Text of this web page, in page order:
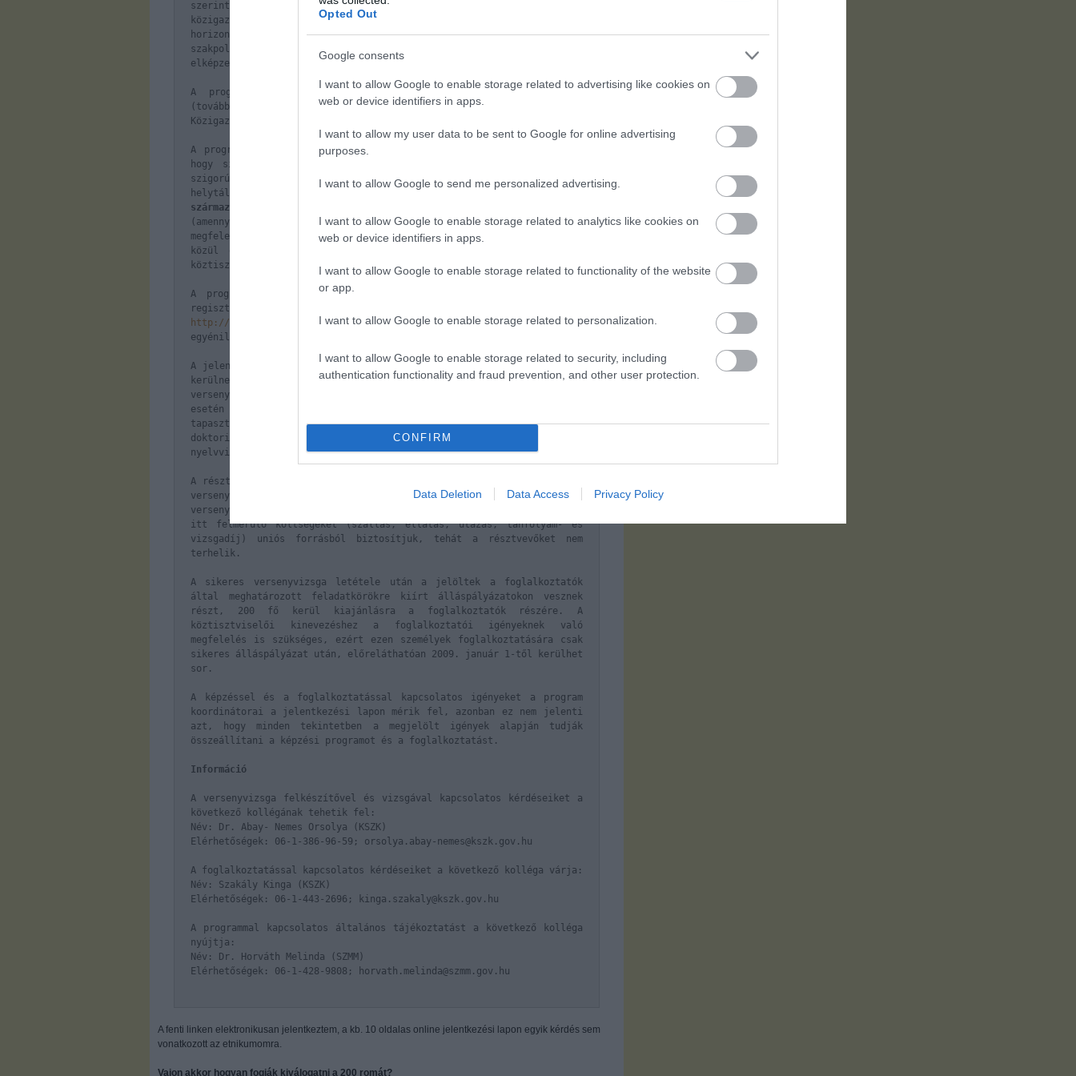
Opted Out
Google consents
I want to allow Google to enable storage related to advertising like cookies on
web or device identifiers in apps.
I want to allow my user data to be sent to Google for online advertising
purposes.
I want to allow Google to send me personalized advertising.
I want to allow Google to enable storage related to analytics like cookies on
web or device identifiers in apps.
I want to allow Google to enable storage related to functionality of the website
or app.
I want to allow Google to enable storage related to personalization.
I want to allow Google to enable storage related to security, including
authentication functionality and fraud prevention, and other user protection.
CONFIRM
Data Deletion Data Access Privacy Policy
szerint olyan szakmai műhelyekre és szakemberekre van szükség a
közigazgatásban, amelyek nemcsak a romák esélyegyenlőségének
horizontális érvényesülésén dolgoznak, hanem egyszersmind megoldandó
szakpolitikai feladatokká tudják alakítani a stratégiai
elképzeléseket.
A program koordinálását a Szociális és Munkaügyi Minisztérium
(továbbiakban: SZMM), továbbá a Kormányzati Személyügyi Szolgáltató és
Közigazgatási Képzési Központ (továbbiakban: KSZK) végzi.
A program keretében a résztvevők minden segítséget megkapnak ahhoz,
hogy sikeresen tegyenek eleget a közigazgatásba történő bekerülés
szigorú követelményeinek, és képesek legyenek köztisztviselőként
helytállni, ezért
250 fő felsőfokú végzettséggel rendelkező, roma
származású magyar állampolgár
(amennyiben a versenyvizsgára bocsátás általános követelményeinek
megfelel és jelentkezése sikeres lesz). A sikeres versenyvizsgázók
közül egy külön foglakoztatási pályázat keretében 200 fő kaphat
köztisztviselői kinevezést.
A programra jelentkezni2009. október 1-től 2009. október 15-ig
regisztráció után a
http://tavoktatas.kszk.gov.hu/ilias3/goto_kszk_svy_3494.html címen,
egyénileg, elektronikus úton lehet.
A jelentkezés lezárása után, a pályázók által megadott adatok alapján
kerülnek kiválasztásra azok jelöltek, akik a közigazgatási
versenyvizsga felkészítőn és vizsgán vehetnek részt (túljelentkezés
esetén a következő szempontok jelentenek előnyt: közigazgatási
tapasztalat, a megszerzett diplomák száma, a diploma(ák) minősítése,
doktori képzésben való részvétel, tudományos fokozat, a megszerzett
nyelvvizsgák szintje és száma).
A résztvevők első lépésként a közigazgatásba kerüléshez igény szerint
versenyvizsga felkészítő tanfolyamon, valamint ez után kötelezően
versenyvizsgán vesznek részt (várhatóan 2009. november hónapban). Az
itt felmerülő költségeket (szállás, ellátás, utazás, tanfolyam- és
vizsgadíj) uniós forrásból biztosítjuk, tehát a résztvevőket nem
terhelik.
A sikeres versenyvizsga letétele után a jelöltek a foglalkoztatók
által meghatározott feladatkörökre kiírt álláspályázatokon vesznek
részt, 200 fő kerül kiajánlásra a foglalkoztatók részére. A
köztisztviselői kinevezéshez a foglalkoztatói igényeknek való
megfelelés is szükséges, ezért ezen személyek foglalkoztatására csak
sikeres álláspályázat után, előreláthatóan 2009. január 1-től kerülhet
sor.
A képzéssel és a foglalkoztatással kapcsolatos igényeket a program
koordinátorai a jelentkezési lapon mérik fel, azonban ez nem jelenti
azt, hogy minden tekintetben a megjelölt igények alapján tudják
összeállítani a képzési programot és a foglalkoztatást.
Információ
A versenyvizsga felkészítővel és vizsgával kapcsolatos kérdéseiket a
következő kollégának tehetik fel:
Név: Dr. Abay- Nemes Orsolya (KSZK)
Elérhetőségek: 06-1-386-96-59; orsolya.abay-nemes@kszk.gov.hu
A foglalkoztatással kapcsolatos kérdéseiket a következő kolléga várja:
Név: Szakály Kinga (KSZK)
Elérhetőségek: 06-1-443-2696; kinga.szakaly@kszk.gov.hu
A programmal kapcsolatos általános tájékoztatást a következő kolléga
nyújtja:
Név: Dr. Horváth Melinda (SZMM)
Elérhetőségek: 06-1-428-9808; horvath.melinda@szmm.gov.hu
A fenti linken elektronikusan jelentkeztem, a kb. 10 oldalas online jelentkezési lapon egyik kérdés sem
vonatkozott az etnikumomra.
Vajon akkor hogyan fogják kiválogatni a 200 romát?